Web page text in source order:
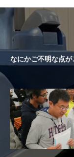
なにかご不明な点